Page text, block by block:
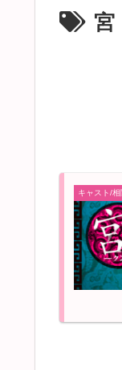
宮
キャスト/相